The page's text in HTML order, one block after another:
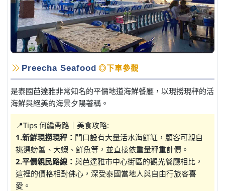
Preecha Seafood ◎下車參觀
是泰國芭達雅非常知名的平價地道海鮮餐廳，以現撈現秤的活
海鮮與絕美的海景夕陽著稱。
📍Tips 何編帶路｜美食攻略:
1.新鮮現撈現秤： 門口設有大量活水海鮮缸，顧客可親自
挑選螃蟹、大蝦、鮮魚等，並直接依重量秤重計價。
2.平價親民路線： 與芭達雅市中心街區的觀光餐廳相比，
這裡的價格相對佛心，深受泰國當地人與自由行旅客喜
愛。